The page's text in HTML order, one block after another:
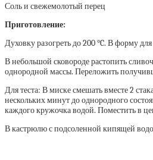
Соль и свежемолотый перец
Приготовление:
Духовку разогреть до 200 °C. В форму
В небольшой сковороде растопить
однородной массы. Переложить
Для теста: В миске смешать вместе 2
нескольких минут до однородного
каждого кружочка водой. Поместить в
В кастрюлю с подсоленной кипящей